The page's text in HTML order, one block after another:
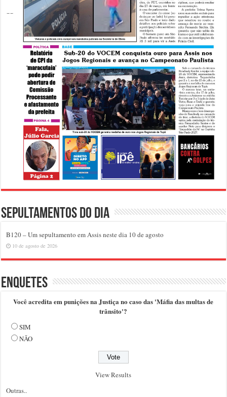
Sepultamentos do dia
B120 – Um sepultamento em Assis neste dia 10 de agosto
10 de agosto de 2026
Enquetes
Você acredita em punições na Justiça no caso das 'Máfia das multas de
trânsito'?
SIM
NÃO
View Results
Outras..